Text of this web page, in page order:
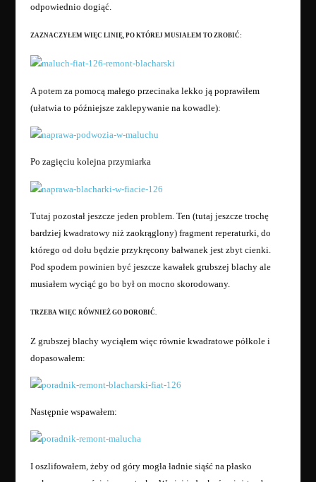
odpowiednio dogiąć.
ZAZNACZYŁEM WIĘC LINIĘ, PO KTÓREJ MUSIAŁEM TO ZROBIĆ:
A potem za pomocą małego przecinaka lekko ją poprawiłem
(ułatwia to późniejsze zaklepywanie na kowadle):
Po zagięciu kolejna przymiarka
Tutaj pozostał jeszcze jeden problem. Ten (tutaj jeszcze trochę
bardziej kwadratowy niż zaokrąglony) fragment reperaturki, do
którego od dołu będzie przykręcony bałwanek jest zbyt cienki.
Pod spodem powinien być jeszcze kawałek grubszej blachy ale
musiałem wyciąć go bo był on mocno skorodowany.
TRZEBA WIĘC RÓWNIEŻ GO DOROBIĆ.
Z grubszej blachy wyciąłem więc równie kwadratowe półkole i
dopasowałem:
Następnie wspawałem:
I oszlifowałem, żeby od góry mogła ładnie siąść na płasko